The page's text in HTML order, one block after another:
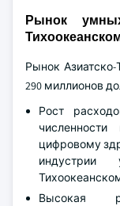
Рынок
Рынок Азиатско-
290 миллионов
Рост
цифровому
Высокая